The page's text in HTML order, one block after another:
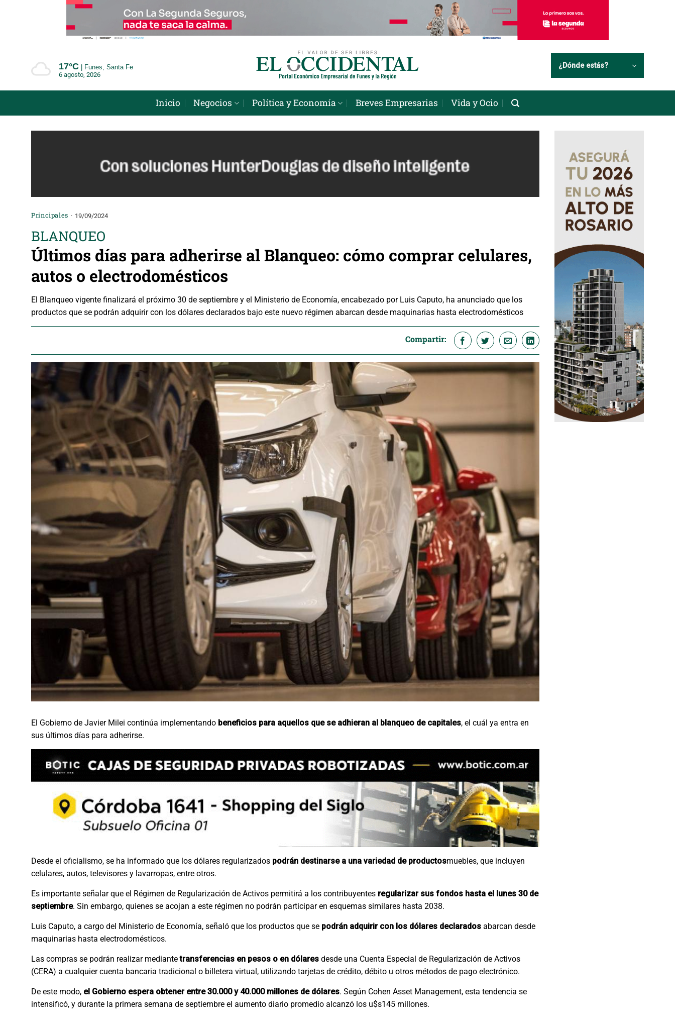
17°C
Funes, Santa Fe
6 agosto, 2026
¿Dónde estás?
Inicio Negocios Política y Economía Breves Empresarias Vida y Ocio
Principales 19/09/2024
BLANQUEO
Últimos días para adherirse al Blanqueo: cómo comprar celulares,
autos o electrodomésticos
El Blanqueo vigente finalizará el próximo 30 de septiembre y el Ministerio de Economía, encabezado por Luis Caputo, ha anunciado que los
productos que se podrán adquirir con los dólares declarados bajo este nuevo régimen abarcan desde maquinarias hasta electrodomésticos
Compartir:
El Gobierno de Javier Milei continúa implementando beneficios para aquellos que se adhieran al blanqueo de capitales, el cuál ya entra en
sus últimos días para adherirse.
Desde el oficialismo, se ha informado que los dólares regularizados podrán destinarse a una variedad de productosmuebles, que incluyen
celulares, autos, televisores y lavarropas, entre otros.
Es importante señalar que el Régimen de Regularización de Activos permitirá a los contribuyentes regularizar sus fondos hasta el lunes 30 de
septiembre. Sin embargo, quienes se acojan a este régimen no podrán participar en esquemas similares hasta 2038.
Luis Caputo, a cargo del Ministerio de Economía, señaló que los productos que se podrán adquirir con los dólares declarados abarcan desde
maquinarias hasta electrodomésticos.
Las compras se podrán realizar mediantetransferencias en pesos o en dólares desde una Cuenta Especial de Regularización de Activos
(CERA) a cualquier cuenta bancaria tradicional o billetera virtual, utilizando tarjetas de crédito, débito u otros métodos de pago electrónico.
De este modo, el Gobierno espera obtener entre 30.000 y 40.000 millones de dólares. Según Cohen Asset Management, esta tendencia se
intensificó, y durante la primera semana de septiembre el aumento diario promedio alcanzó los u$s145 millones.